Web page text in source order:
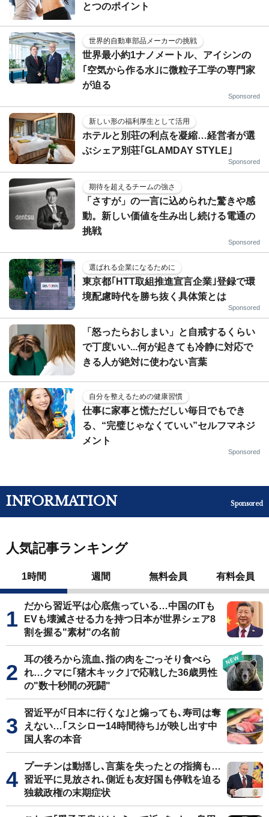
とつのポイント
世界的自動車部品メーカーの挑戦
世界最小約1ナノメートル、アイシンの
｢空気から作る水｣に微粒子工学の専門家
が迫る
Sponsored
新しい形の福利厚生として活用
ホテルと別荘の利点を凝縮…経営者が選
ぶシェア別荘｢GLAMDAY STYLE｣
Sponsored
期待を超えるチームの強さ
「さすが」の一言に込められた驚きや感
動。新しい価値を生み出し続ける電通の
挑戦
Sponsored
選ばれる企業になるために
東京都｢HTT取組推進宣言企業｣登録で環
境配慮時代を勝ち抜く具体策とは
Sponsored
「怒ったらおしまい」と自戒するくらい
で丁度いい...何が起きても冷静に対応で
きる人が絶対に使わない言葉
自分を整えるための健康習慣
仕事に家事と慌ただしい毎日でもでき
る、“完璧じゃなくていい”セルフマネジ
メント
Sponsored
INFORMATION Sponsored
人気記事ランキング
1時間 週間 無料会員 有料会員
だから習近平は心底焦っている…中国のITも
EVも壊滅させる力を持つ日本が世界シェア8
割を握る"素材"の名前
耳の後ろから流血､指の肉をごっそり食べら
れ…クマに｢猪木キック｣で応戦した36歳男性
の"数十秒間の死闘"
習近平が｢日本に行くな｣と煽っても､寿司は奪
えない…｢スシロー14時間待ち｣が映し出す中
国人客の本音
プーチンは動揺し､言葉を失ったとの指摘も…
習近平に見放され､側近も友好国も停戦を迫る
独裁政権の末期症状